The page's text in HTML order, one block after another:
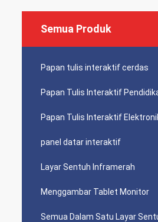
Semua Produk
Papan tulis interaktif cerdas
Papan Tulis Interaktif
Papan Tulis Interaktif
panel datar interaktif
Layar Sentuh Inframerah
Menggambar Tablet Monitor
Semua Dalam Satu Layar